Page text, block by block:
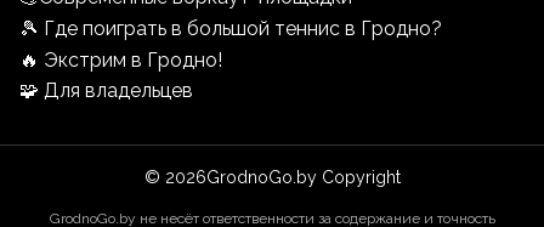
🎾 Где поиграть в большой теннис в Гродно?
🔥 Экстрим в Гродно!
🧩 Для владельцев
© 2026GrodnoGo.by Copyright
GrodnoGo.by не несёт ответственности за содержание и точность